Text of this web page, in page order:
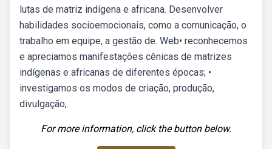
lutas de matriz indígena e africana. Desenvolver
habilidades socioemocionais, como a comunicação, o
trabalho em equipe, a gestão de. Web• reconhecemos
e apreciamos manifestações cênicas de matrizes
indígenas e africanas de diferentes épocas; •
investigamos os modos de criação, produção,
divulgação,.
For more information, click the button below.